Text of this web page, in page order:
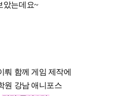
았는데요~
뤄 함께 게임 제작에
원 강남 애니포스